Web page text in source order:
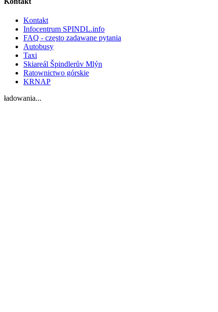
Kontakt
Infocentrum SPINDL.info
FAQ - często zadawane pytania
Autobusy
Taxi
Skiareál Špindlerův Mlýn
Ratownictwo górskie
KRNAP
ładowania...